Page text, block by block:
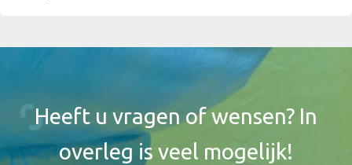
Widget
Header
Heeft u vragen of wensen? In
overleg is veel mogelijk!